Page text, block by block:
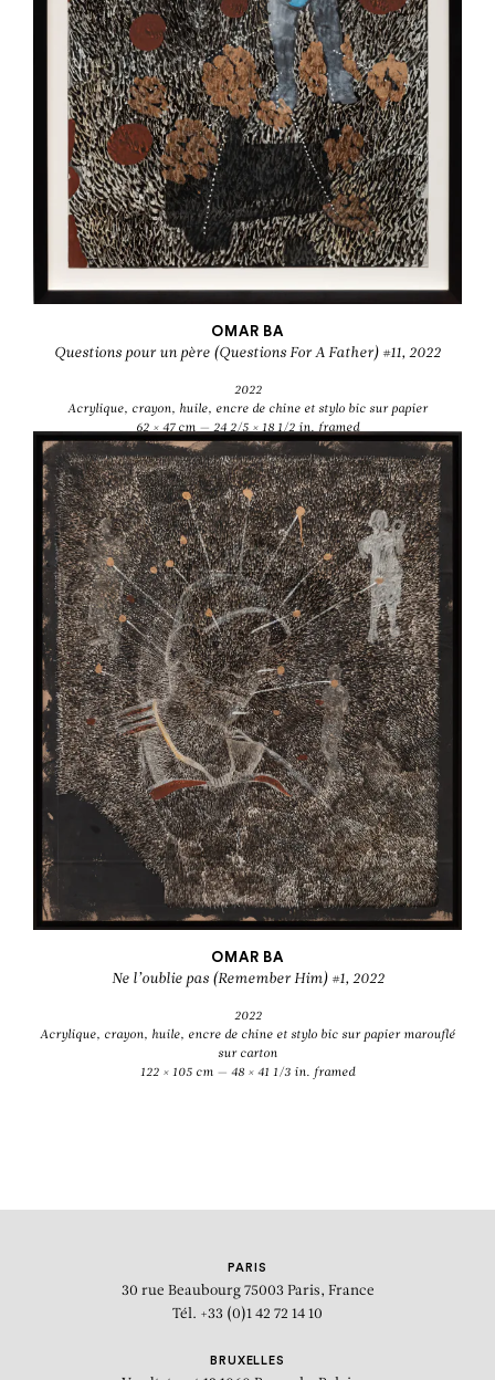
OMAR BA
Questions pour un père (Questions For A Father) #11, 2022
2022
Acrylique, crayon, huile, encre de chine et stylo bic sur papier
62 × 47 cm — 24 2/5 × 18 1/2 in. framed
OMAR BA
Ne l’oublie pas (Remember Him) #1, 2022
2022
Acrylique, crayon, huile, encre de chine et stylo bic sur papier marouflé
sur carton
122 × 105 cm — 48 × 41 1/3 in. framed
PARIS
30 rue Beaubourg 75003 Paris, France
Tél. +33 (0)1 42 72 14 10
BRUXELLES